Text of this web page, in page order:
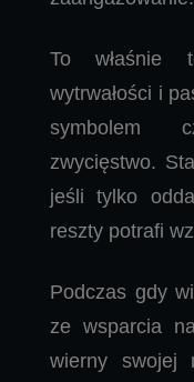
To właśnie
wytrwałości i
symbolem
zwycięstwo.
jeśli tylko
reszty potrafi
Podczas gdy
ze wsparcia
wierny swojej